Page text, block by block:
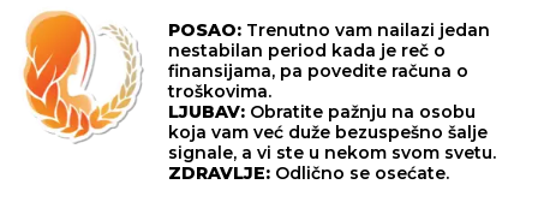
POSAO: Trenutno vam nailazi jedan
nestabilan period kada je reč o
finansijama, pa povedite računa o
troškovima.
LJUBAV: Obratite pažnju na osobu
koja vam već duže bezuspešno šalje
signale, a vi ste u nekom svom svetu.
ZDRAVLJE: Odlično se osećate.